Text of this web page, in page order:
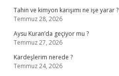
Tahin ve kimyon karışımı ne işe yarar ?
Temmuz 28, 2026
Aysu Kuran’da geçiyor mu ?
Temmuz 27, 2026
Kardeşlerim nerede ?
Temmuz 24, 2026